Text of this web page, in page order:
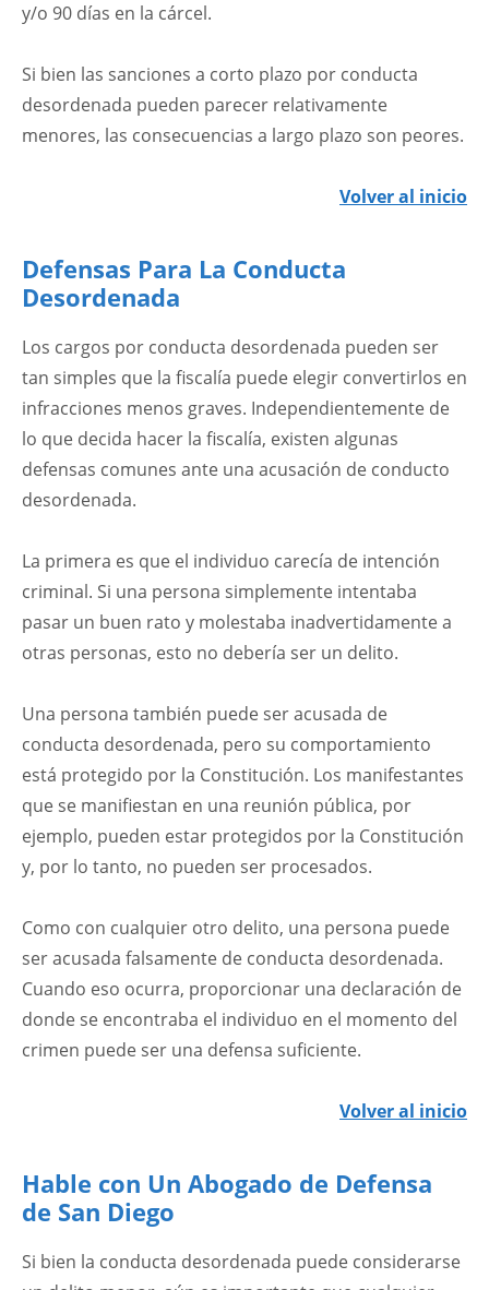
y/o 90 días en la cárcel.
Si bien las sanciones a corto plazo por conducta
desordenada pueden parecer relativamente
menores, las consecuencias a largo plazo son peores.
Volver al inicio
Defensas Para La Conducta
Desordenada
Los cargos por conducta desordenada pueden ser
tan simples que la fiscalía puede elegir convertirlos en
infracciones menos graves. Independientemente de
lo que decida hacer la fiscalía, existen algunas
defensas comunes ante una acusación de conducto
desordenada.
La primera es que el individuo carecía de intención
criminal. Si una persona simplemente intentaba
pasar un buen rato y molestaba inadvertidamente a
otras personas, esto no debería ser un delito.
Una persona también puede ser acusada de
conducta desordenada, pero su comportamiento
está protegido por la Constitución. Los manifestantes
que se manifiestan en una reunión pública, por
ejemplo, pueden estar protegidos por la Constitución
y, por lo tanto, no pueden ser procesados.
Como con cualquier otro delito, una persona puede
ser acusada falsamente de conducta desordenada.
Cuando eso ocurra, proporcionar una declaración de
donde se encontraba el individuo en el momento del
crimen puede ser una defensa suficiente.
Volver al inicio
Hable con Un Abogado de Defensa
de San Diego
Si bien la conducta desordenada puede considerarse